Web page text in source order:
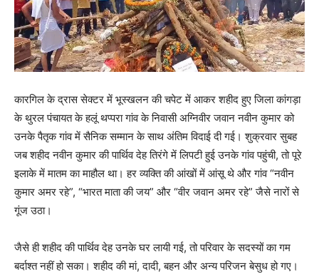
कारगिल के द्रास सेक्टर में भूस्खलन की चपेट में आकर शहीद हुए जिला कांगड़ा
के थुरल पंचायत के हलूं थप्परा गांव के निवासी अग्निवीर जवान नवीन कुमार को
उनके पैतृक गांव में सैनिक सम्मान के साथ अंतिम विदाई दी गई। शुक्रवार सुबह
जब शहीद नवीन कुमार की पार्थिव देह तिरंगे में लिपटी हुई उनके गांव पहुंची, तो पूरे
इलाके में मातम का माहौल था। हर व्यक्ति की आंखों में आंसू थे और गांव “नवीन
कुमार अमर रहे”, “भारत माता की जय” और “वीर जवान अमर रहे” जैसे नारों से
गूंज उठा।
जैसे ही शहीद की पार्थिव देह उनके घर लायी गई, तो परिवार के सदस्यों का गम
बर्दाश्त नहीं हो सका। शहीद की मां, दादी, बहन और अन्य परिजन बेसुध हो गए।